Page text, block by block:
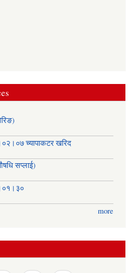
च्यापाकटर खरिद
सप्लाई)
more